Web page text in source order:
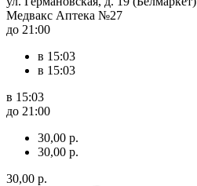
Медвакс Аптека №27
до 21:00
в 15:03
в 15:03
в 15:03
до 21:00
30,00 р.
30,00 р.
30,00 р.